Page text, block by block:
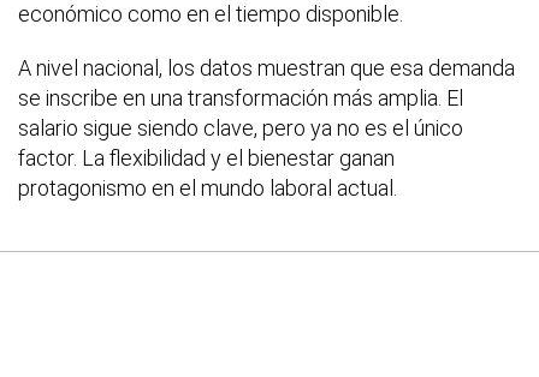
económico como en el tiempo disponible.
A nivel nacional, los datos muestran que esa demanda
se inscribe en una transformación más amplia. El
salario sigue siendo clave, pero ya no es el único
factor. La flexibilidad y el bienestar ganan
protagonismo en el mundo laboral actual.